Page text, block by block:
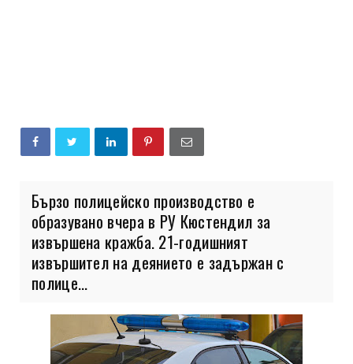
Бързо полицейско производство е
образувано вчера в РУ Кюстендил за
извършена кражба. 21-годишният
извършител на деянието е задържан с
полице...